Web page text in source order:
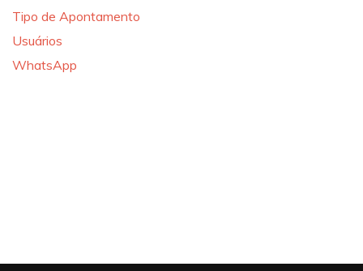
Tipo de Apontamento
Usuários
WhatsApp